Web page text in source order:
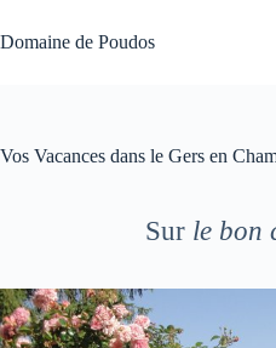
au
contenu
Domaine de Poudos
Vos Vacances dans le Gers en
Sur le bon